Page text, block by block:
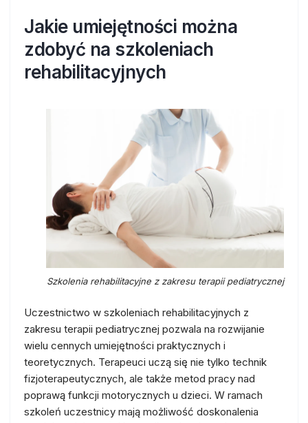
Jakie umiejętności można
zdobyć na szkoleniach
rehabilitacyjnych
Szkolenia rehabilitacyjne z zakresu terapii pediatrycznej
Uczestnictwo w szkoleniach rehabilitacyjnych z
zakresu terapii pediatrycznej pozwala na rozwijanie
wielu cennych umiejętności praktycznych i
teoretycznych. Terapeuci uczą się nie tylko technik
fizjoterapeutycznych, ale także metod pracy nad
poprawą funkcji motorycznych u dzieci. W ramach
szkoleń uczestnicy mają możliwość doskonalenia